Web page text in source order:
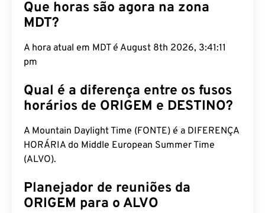
Que horas são agora na zona
MDT?
A hora atual em MDT é August 8th 2026, 3:41:12
pm
Qual é a diferença entre os fusos
horários de ORIGEM e DESTINO?
A Mountain Daylight Time (FONTE) é a DIFERENÇA
HORÁRIA do Middle European Summer Time
(ALVO).
Planejador de reuniões da
ORIGEM para o ALVO